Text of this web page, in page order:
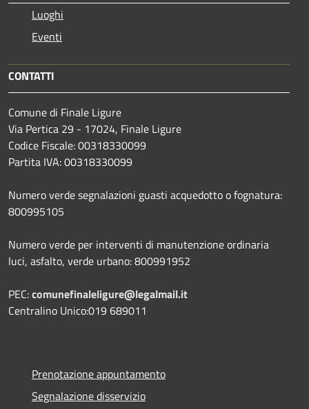
Luoghi
Eventi
CONTATTI
Comune di Finale Ligure
Via Pertica 29 - 17024, Finale Ligure
Codice Fiscale: 00318330099
Partita IVA: 00318330099
Numero verde segnalazioni guasti acquedotto o fognatura:
800995105
Numero verde per interventi di manutenzione ordinaria
luci, asfalto, verde urbano: 800991952
PEC:comunefinaleligure@legalmail.it
Centralino Unico:019 689011
Prenotazione appuntamento
Segnalazione disservizio